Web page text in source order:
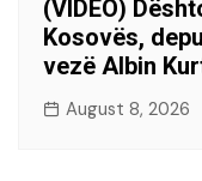
(VIDEO)
Kosovës,
vezë Albin
August 8, 2026